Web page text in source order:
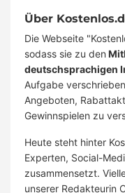
Über
Die Webseite
sodass sie zu den
deutschsprachigen
Aufgabe
Angeboten,
Gewinnspielen zu
Heute steht hinter
Experten, Social-
zusammensetzt.
unserer Redakteurin